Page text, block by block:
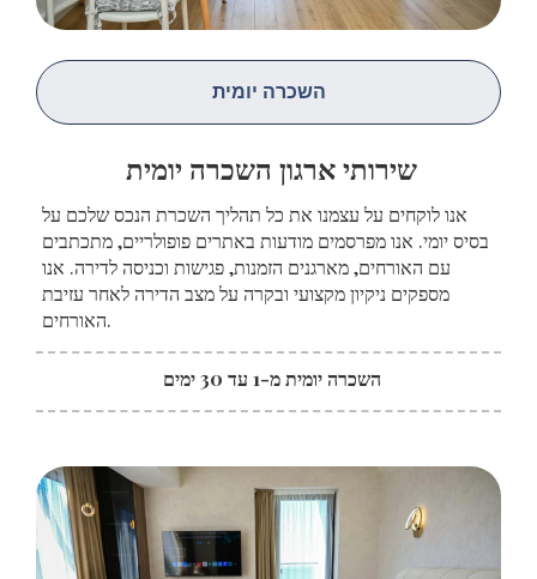
השכרה יומית
שירותי ארגון השכרה יומית
אנו לוקחים על עצמנו את כל תהליך השכרת הנכס שלכם על
בסיס יומי. אנו מפרסמים מודעות באתרים פופולריים, מתכתבים
עם האורחים, מארגנים הזמנות, פגישות וכניסה לדירה. אנו
מספקים ניקיון מקצועי ובקרה על מצב הדירה לאחר עזיבת
האורחים.
השכרה יומית מ-1 עד 30 ימים